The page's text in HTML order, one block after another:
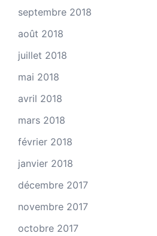
septembre 2018
août 2018
juillet 2018
mai 2018
avril 2018
mars 2018
février 2018
janvier 2018
décembre 2017
novembre 2017
octobre 2017